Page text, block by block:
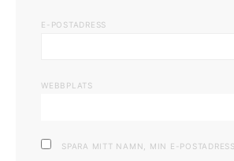
E-POSTADRESS
WEBBPLATS
SPARA MITT NAMN, MIN E-